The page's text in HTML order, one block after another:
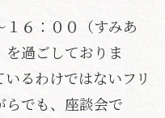
６：００（すみあ
過ごしておりま
るわけではないフリ
でも、座談会で